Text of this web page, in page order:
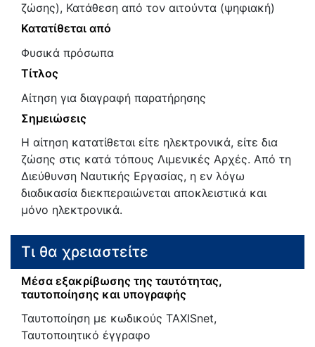
ζώσης), Κατάθεση από τον αιτούντα (ψηφιακή)
Κατατίθεται από
Φυσικά πρόσωπα
Τίτλος
Αίτηση για διαγραφή παρατήρησης
Σημειώσεις
Η αίτηση κατατίθεται είτε ηλεκτρονικά, είτε δια
ζώσης στις κατά τόπους Λιμενικές Αρχές. Από τη
Διεύθυνση Ναυτικής Εργασίας, η εν λόγω
διαδικασία διεκπεραιώνεται αποκλειστικά και
μόνο ηλεκτρονικά.
Τι θα χρειαστείτε
Μέσα εξακρίβωσης της ταυτότητας,
ταυτοποίησης και υπογραφής
Ταυτοποίηση με κωδικούς TAXISnet,
Ταυτοποιητικό έγγραφο